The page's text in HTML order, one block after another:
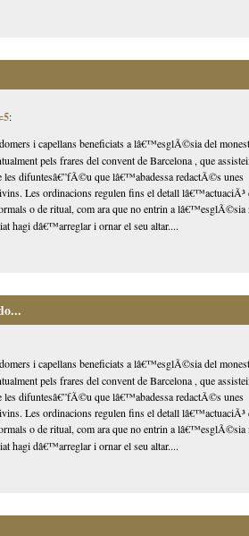
:
i capellans beneficiats a lâ€™esglÃ©sia del
pels frares del convent de Barcelona , que
les difuntesâ€”fÃ©u que lâ€™abadessa redactÃ©s unes
Les ordinacions regulen fins el detall lâ€™actuaciÃ³
o de ritual, com ara que no entrin a lâ€™esglÃ©sia
hagi dâ€™arreglar i ornar el seu altar....
i capellans beneficiats a lâ€™esglÃ©sia del
pels frares del convent de Barcelona , que
les difuntesâ€”fÃ©u que lâ€™abadessa redactÃ©s unes
Les ordinacions regulen fins el detall lâ€™actuaciÃ³
o de ritual, com ara que no entrin a lâ€™esglÃ©sia
hagi dâ€™arreglar i ornar el seu altar....